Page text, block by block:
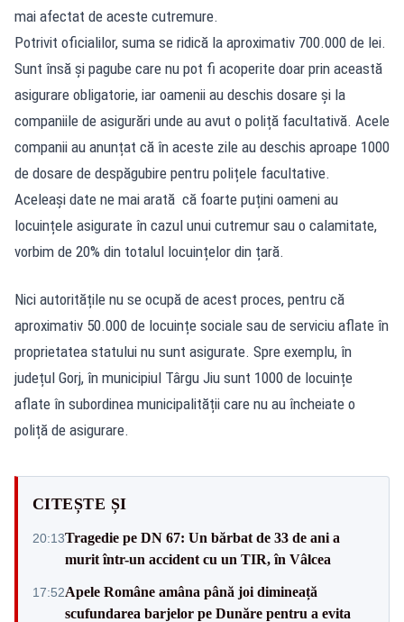
mai afectat de aceste cutremure.
Potrivit oficialilor, suma se ridică la aproximativ 700.000 de lei.
Sunt însă și pagube care nu pot fi acoperite doar prin această
asigurare obligatorie, iar oamenii au deschis dosare și la
companiile de asigurări unde au avut o poliță facultativă. Acele
companii au anunțat că în aceste zile au deschis aproape 1000
de dosare de despăgubire pentru polițele facultative.
Aceleași date ne mai arată că foarte puțini oameni au
locuințele asigurate în cazul unui cutremur sau o calamitate,
vorbim de 20% din totalul locuințelor din țară.
Nici autoritățile nu se ocupă de acest proces, pentru că
aproximativ 50.000 de locuințe sociale sau de serviciu aflate în
proprietatea statului nu sunt asigurate. Spre exemplu, în
județul Gorj, în municipiul Târgu Jiu sunt 1000 de locuințe
aflate în subordinea municipalității care nu au încheiate o
poliță de asigurare.
CITEȘTE ȘI
20:13Tragedie pe DN 67: Un bărbat de 33 de ani a
murit într-un accident cu un TIR, în Vâlcea
17:52Apele Române amâna până joi dimineață
scufundarea barjelor pe Dunăre pentru a evita